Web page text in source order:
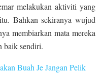
melakukan aktiviti yang
Bahkan sekiranya wujud
membiarkan mata mereka
baik sendiri.
Buah Je Jangan Pelik